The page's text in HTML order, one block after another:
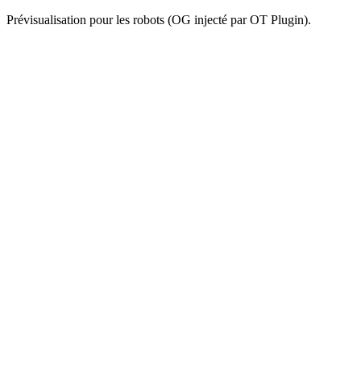
Prévisualisation pour les robots (OG injecté par OT Plugin).